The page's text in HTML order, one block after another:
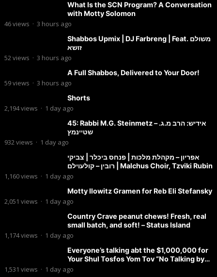
What Is the SCN Program? A Conversation
with Motty Solomon
46views · 3 hours ago
Shabbos Upmix | DJ Farbreng | Feat. משולם
זושא
52views · 3 hours ago
A Full Shabbos, Delivered to Your Door!
59views · 3 hours ago
Shorts
2,194views · 1 day ago
45: Rabbi M.G. Steinmetz – אידיש: הרב מ.ג.
שטיינמץ
932views · 1 day ago
אפריון – מקהלת מלכות | פנחס ביכלר | צביקי
רובין – קולעוילם | Malchus Choir, Tzviki Rubin
1,160views · 1 day ago
Motty Ilowitz Gramen for Reb Eli Stefansky
2,051 views · 1 day ago
Country Crave peanut chews! Fresh, real
small batch, and soft! – Status Island
1,174views · 1 day ago
Everyone’s talking abt the $1,000,000 for
Your Shul Tosfos Yom Tov “No Talking by
Davening” movement
1,531 views · 1 day ago